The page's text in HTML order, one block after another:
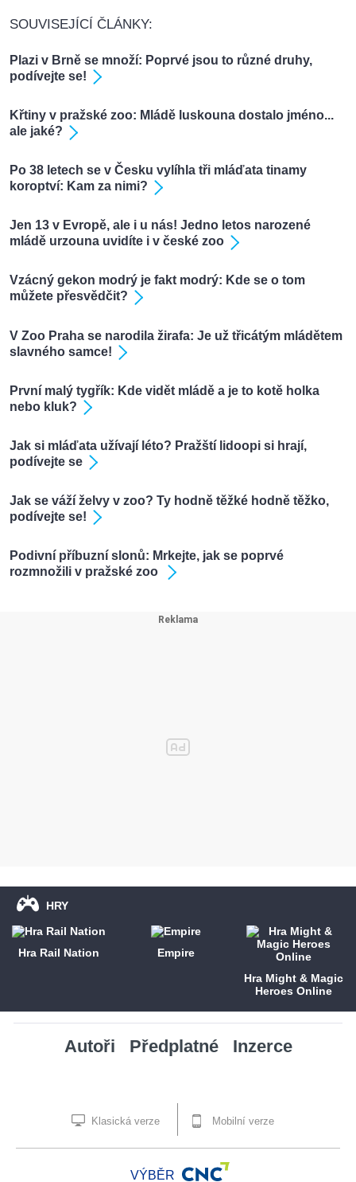
SOUVISEJÍCÍ ČLÁNKY:
Plazi v Brně se množí: Poprvé jsou to různé druhy,
podívejte se!
Křtiny v pražské zoo: Mládě luskouna dostalo jméno...
ale jaké?
Po 38 letech se v Česku vylíhla tři mláďata tinamy
koroptví: Kam za nimi?
Jen 13 v Evropě, ale i u nás! Jedno letos narozené
mládě urzouna uvidíte i v české zoo
Vzácný gekon modrý je fakt modrý: Kde se o tom
můžete přesvědčit?
V Zoo Praha se narodila žirafa: Je už třicátým mládětem
slavného samce!
První malý tygřík: Kde vidět mládě a je to kotě holka
nebo kluk?
Jak si mláďata užívají léto? Pražští lidoopi si hrají,
podívejte se
Jak se váží želvy v zoo? Ty hodně těžké hodně těžko,
podívejte se!
Podivní příbuzní slonů: Mrkejte, jak se poprvé
rozmnožili v pražské zoo
HRY
Hra Rail Nation
Empire
Hra Might & Magic
Heroes Online
Autoři Předplatné Inzerce
Klasická verze Mobilní verze
VÝBĚR